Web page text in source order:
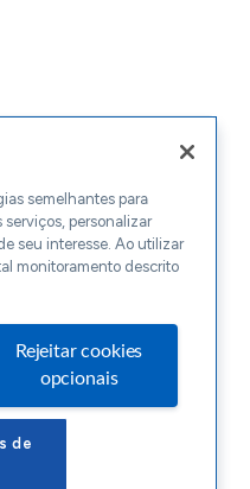
semelhantes para
serviços, personalizar
seu interesse. Ao utilizar
monitoramento descrito
Rejeitar cookies
opcionais
de